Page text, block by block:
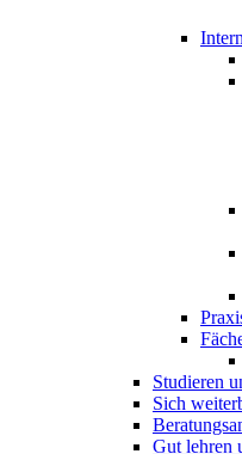
Studieren
Sich
Gut lehren